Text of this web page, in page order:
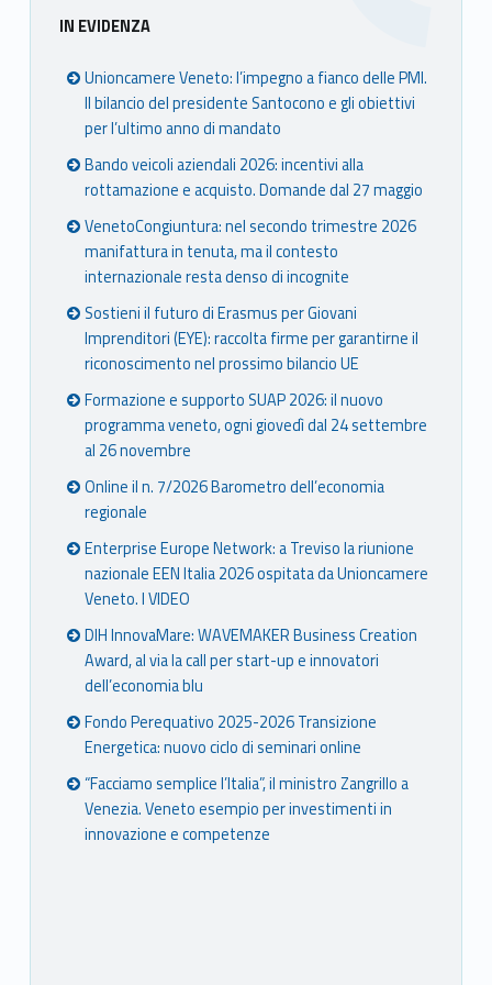
Sidebar
IN EVIDENZA
Unioncamere Veneto: l’impegno a fianco delle PMI.
Il bilancio del presidente Santocono e gli obiettivi
per l’ultimo anno di mandato
Bando veicoli aziendali 2026: incentivi alla
rottamazione e acquisto. Domande dal 27 maggio
VenetoCongiuntura: nel secondo trimestre 2026
manifattura in tenuta, ma il contesto
internazionale resta denso di incognite
Sostieni il futuro di Erasmus per Giovani
Imprenditori (EYE): raccolta firme per garantirne il
riconoscimento nel prossimo bilancio UE
Formazione e supporto SUAP 2026: il nuovo
programma veneto, ogni giovedì dal 24 settembre
al 26 novembre
Online il n. 7/2026 Barometro dell’economia
regionale
Enterprise Europe Network: a Treviso la riunione
nazionale EEN Italia 2026 ospitata da Unioncamere
Veneto. I VIDEO
DIH InnovaMare: WAVEMAKER Business Creation
Award, al via la call per start-up e innovatori
dell’economia blu
Fondo Perequativo 2025-2026 Transizione
Energetica: nuovo ciclo di seminari online
“Facciamo semplice l’Italia”, il ministro Zangrillo a
Venezia. Veneto esempio per investimenti in
innovazione e competenze